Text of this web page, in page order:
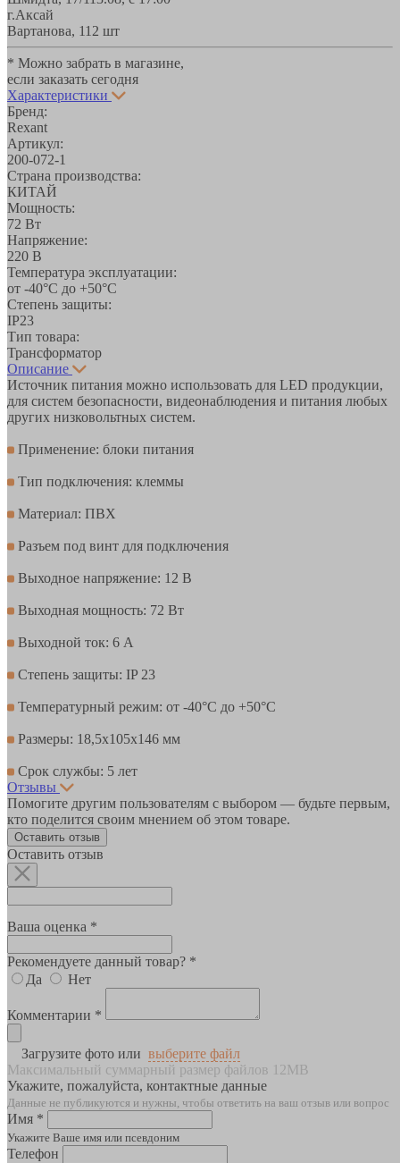
г.Аксай
Вартанова, 11 2 шт
* Можно забрать в магазине,
если заказать сегодня
Характеристики
Бренд:
Rexant
Артикул:
200-072-1
Страна производства:
КИТАЙ
Мощность:
72 Вт
Напряжение:
220 В
Температура эксплуатации:
от -40°С до +50°С
Степень защиты:
IP23
Тип товара:
Трансформатор
Описание
Источник питания можно использовать для LED продукции,
для систем безопасности, видеонаблюдения и питания любых
других низковольтных систем.
Применение: блоки питания
Тип подключения: клеммы
Материал: ПВХ
Разъем под винт для подключения
Выходное напряжение: 12 В
Выходная мощность: 72 Вт
Выходной ток: 6 А
Степень защиты: IP 23
Температурный режим: от -40°С до +50°С
Размеры: 18,5х105х146 мм
Срок службы: 5 лет
Отзывы
Помогите другим пользователям с выбором — будьте первым,
кто поделится своим мнением об этом товаре.
Оставить отзыв
Оставить отзыв
Ваша оценка *
Рекомендуете данный товар? *
Да
Нет
Комментарии *
Загрузите фото или выберите файл
Максимальный суммарный размер файлов 12MB
Укажите, пожалуйста, контактные данные
Данные не публикуются и нужны, чтобы ответить на ваш отзыв или вопрос
Имя *
Укажите Ваше имя или псевдоним
Телефон